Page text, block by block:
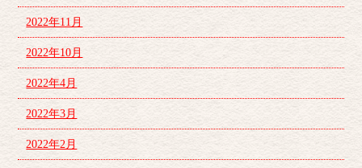
2022年11月
2022年10月
2022年4月
2022年3月
2022年2月